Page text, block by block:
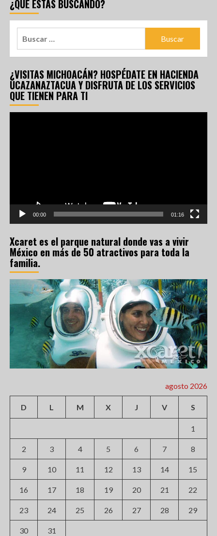
¿QUÉ ESTÁS BUSCANDO?
¿VISITAS MICHOACÁN? HOSPÉDATE EN HACIENDA
UCAZANAZTACUA Y DISFRUTA DE LOS SERVICIOS
QUE TIENEN PARA TI
00:00 01:16
Xcaret es el parque natural donde vas a vivir
México en más de 50 atractivos para toda la
familia.
agosto 2026
D L M X J V S
1
2 3 4 5 6 7 8
9 10 11 12 13 14 15
16 17 18 19 20 21 22
23 24 25 26 27 28 29
30 31